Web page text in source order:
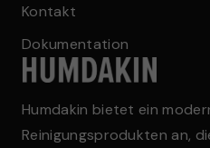
Kontakt
Dokumentation
Humdakin bietet ein
Reinigungsprodukten an,